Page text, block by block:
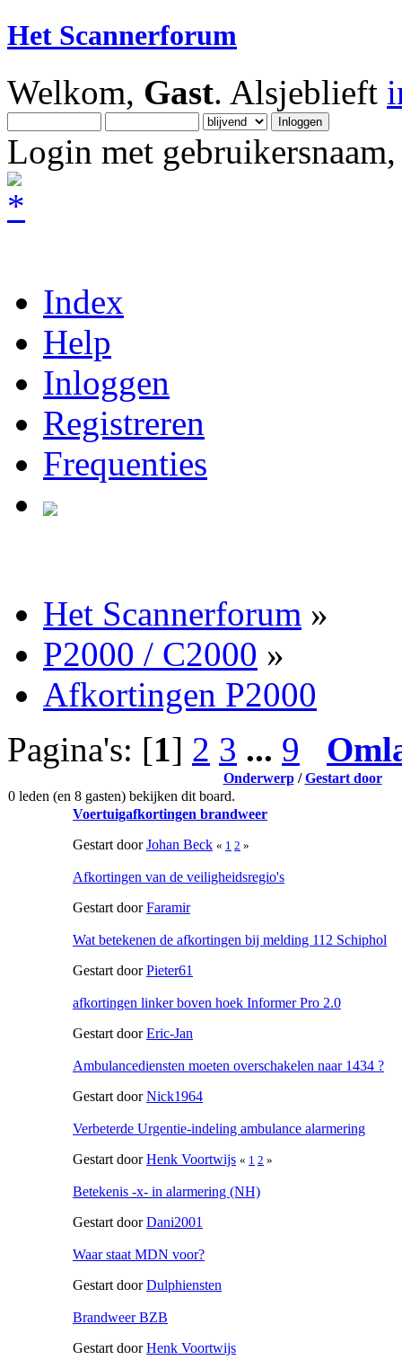
Het Scannerforum
Welkom, Gast. Alsjeblieft
Login met
Index
Help
Inloggen
Registreren
Frequenties
Het Scannerforum »
P2000 / C2000 »
Afkortingen P2000
Pagina's: [1] 2 3 ... 9
Onderwerp/Gestart door
0 leden (en 8 gasten) bekijken dit board.
Voertuigafkortingen brandweer
Gestart doorJohan Beck « 1 2 »
Afkortingen van de veiligheidsregio's
Gestart doorFaramir
Wat betekenen de afkortingen bij melding 112 Schiphol
Gestart doorPieter61
afkortingen linker boven hoek Informer Pro 2.0
Gestart doorEric-Jan
Ambulancediensten moeten overschakelen naar 1434 ?
Gestart doorNick1964
Verbeterde Urgentie-indeling ambulance alarmering
Gestart doorHenk Voortwijs « 1 2 »
Betekenis -x- in alarmering (NH)
Gestart doorDani2001
Waar staat MDN voor?
Gestart doorDulphiensten
Brandweer BZB
Gestart doorHenk Voortwijs